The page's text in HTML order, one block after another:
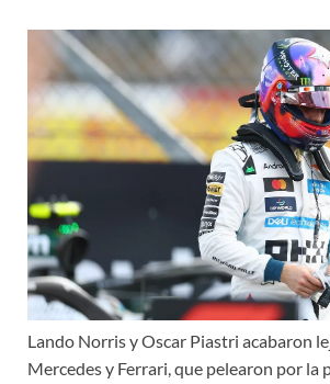
Lando Norris y Oscar Piastri acabaron
Mercedes y Ferrari, que pelearon por la